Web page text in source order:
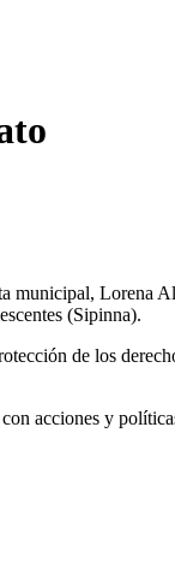
municipal, Lorena
(Sipinna).
de los
acciones y